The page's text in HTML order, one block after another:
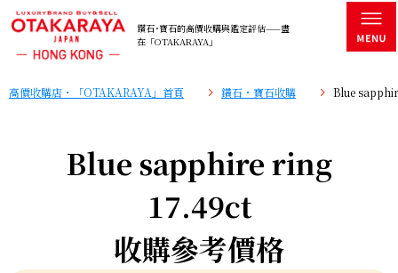
鑽石･寶石的高價收購與鑑定評估——盡
在「OTAKARAYA」
高價收購店・「OTAKARAYA」首頁 鑽石・寶石收購 Blue
Blue sapphire ring
17.49ct
收購參考價格